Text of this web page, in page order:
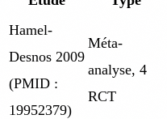
Hamel-
Desnos 2009
(PMID :
19952379)
Méta-
analyse, 4
RCT